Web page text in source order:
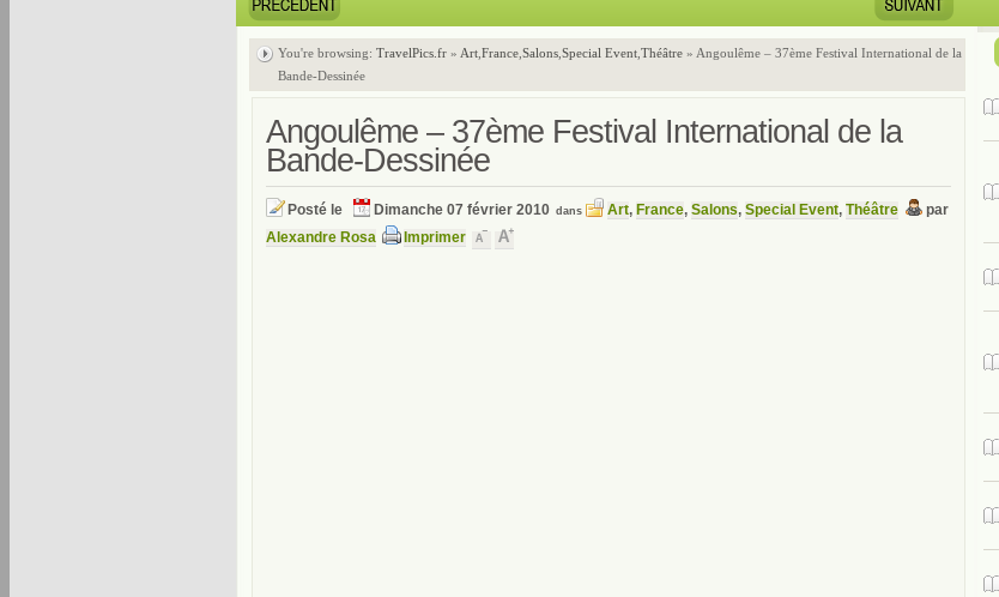
You're browsing: TravelPics.fr » Art France Salons Special Event Théâtre » Angoulême – 37ème Festival International de la
Bande-Dessinée
Angoulême – 37ème Festival International de la
Bande-Dessinée
Posté le Dimanche 07 février 2010 dans Art, France, Salons, Special Event, Théâtre
par
Alexandre Rosa
Imprimer